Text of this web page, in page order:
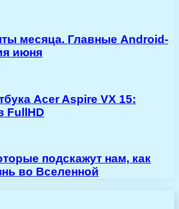
месяца. Главные Android-
июня
Acer Aspire VX 15:
FullHD
подскажут нам, как
во Вселенной